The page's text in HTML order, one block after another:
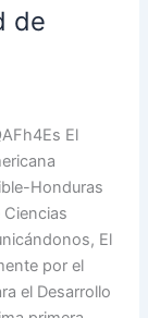
de
El
Honduras
El
por el
el Desarrollo